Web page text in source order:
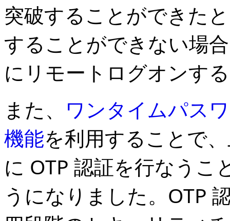
突破することができた
することができない場
にリモートログオンす
また、 ワンタイムパス
機能を利用することで
に OTP 認証を行なう
うになりました。OTP